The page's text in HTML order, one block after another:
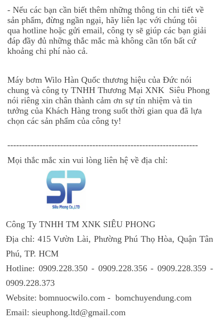
- Nếu các bạn cần biết thêm những thông tin chi tiết về
sản phẩm, đừng ngần ngại, hãy liên lạc với chúng tôi
qua hotline hoặc gửi email, công ty sẽ giúp các bạn giải
đáp đầy đủ những thắc mắc mà không cần tốn bất cứ
khoảng chi phí nào cả.
Máy bơm Wilo Hàn Quốc thương hiệu của Đức nói
chung và công ty TNHH Thương Mại XNK Siêu Phong
nói riêng xin chân thành cảm ơn sự tín nhiệm và tin
tưởng của Khách Hàng trong suốt thời gian qua đã lựa
chọn các sản phẩm của công ty!
-----------------------------------------------------------------
Mọi thắc mắc xin vui lòng liên hệ về địa chỉ:
Công Ty TNHH TM XNK SIÊU PHONG
Địa chỉ: 415 Vườn Lài, Phường Phú Thọ Hòa, Quận Tân
Phú, TP. HCM
Hotline:0909.228.350 - 0909.228.356 - 0909.228.359 -
0909.228.373
Website:bomnuocwilo.com - bomchuyendung.com
Email: sieuphong.ltd@gmail.com